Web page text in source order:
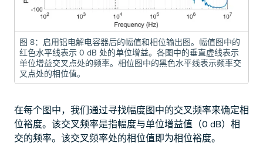
图 8：启用铝电解电容器后的幅值和相位输出图。幅值图中的
红色水平线表示 0 dB 处的单位增益。各图中的垂直虚线表示
单位增益交叉点处的频率。相位图中的黑色水平线表示频率交
叉点处的相位值。
在每个图中，我们通过寻找幅度图中的交叉频率来确定相
位裕度。该交叉频率是指幅度与单位增益值（0 dB）相
交的频率。该交叉频率处的相位值即为相位裕度。